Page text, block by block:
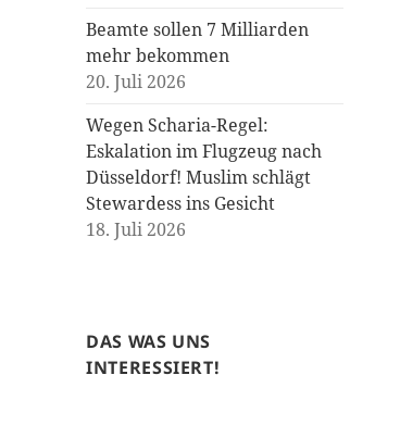
Beamte sollen 7 Milliarden
mehr bekommen
20. Juli 2026
Wegen Scharia-Regel:
Eskalation im Flugzeug nach
Düsseldorf! Muslim schlägt
Stewardess ins Gesicht
18. Juli 2026
DAS WAS UNS
INTERESSIERT!